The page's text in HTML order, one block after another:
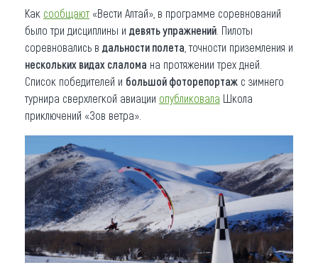
Как сообщают «Вести Алтай», в программе соревнований
было три дисциплины и девять упражнений . Пилоты
соревновались в дальности полета , точности приземления и
нескольких видах слалома на протяжении трех дней.
Список победителей и большой фоторепортаж с зимнего
турнира сверхлегкой авиации опубликовала Школа
приключений «Зов ветра».